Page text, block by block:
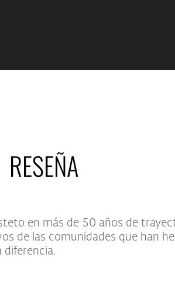
RESEÑA
en más de 50 años de
de las comunidades que han
diferencia.